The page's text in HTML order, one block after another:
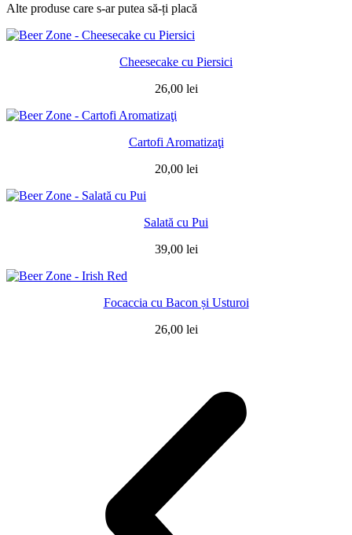
Alte produse care s-ar putea să-ți placă
Cheesecake cu Piersici
26,00 lei
Cartofi Aromatizaţi
20,00 lei
Salată cu Pui
39,00 lei
Focaccia cu Bacon și Usturoi
26,00 lei